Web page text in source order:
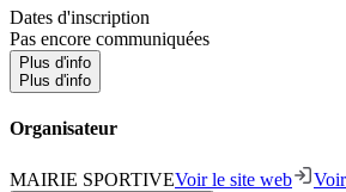
Dates d'inscription
Pas encore communiquées
Plus d'info
Plus d'info
Organisateur
MAIRIE SPORTIVEVoir le site web